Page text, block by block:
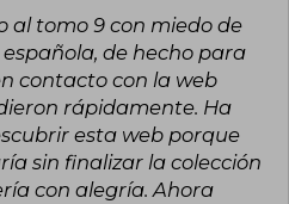
y drama en sus obras. Su
capturar la esencia de los
su estilo visual único lo han
una figura clave dentro de los
al tomo 9 con miedo de
de hecho para
contacto con la web
rápidamente. Ha
esta web porque
sin finalizar la colección
con alegría. Ahora